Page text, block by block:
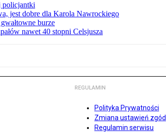
policjantki
jest dobre dla Karola Nawrockiego
burze
nawet 40 stopni Celsjusza
REGULAMIN
Polityka Prywatności
Zmiana ustawień zgód
Regulamin serwisu